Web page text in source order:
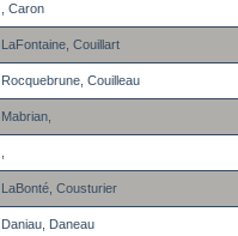
, Caron
LaFontaine, Couillart
Rocquebrune, Couilleau
Mabrian,
LaBonté, Cousturier
Daniau, Daneau